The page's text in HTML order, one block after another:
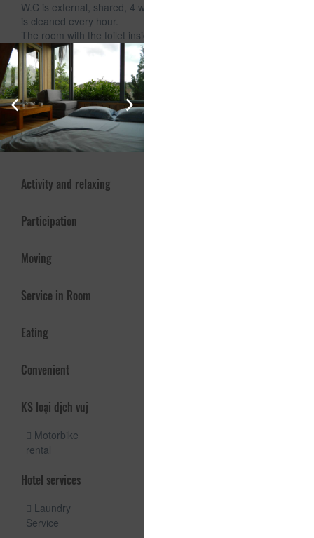
W.C is external, shared, 4 wc but very new & clean, Firewood
is cleaned every hour.
The room with the toilet inside is the room for one group of
friends to stay together (DO NOT STAY WITH DORM, NO
DORM ROOM)
Especially, we have the same price for a regular day.
Services and Offers
Internet
Activity and relaxing
Participation
Moving
Service in Room
Eating
Convenient
KS loại dịch vuj
Motorbike
rental
Hotel services
Laundry
Service